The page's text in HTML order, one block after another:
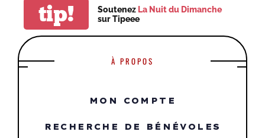
tip! Soutenez La Nuit du Dimanche
sur Tipeee
À PROPOS
MON COMPTE
RECHERCHE DE BÉNÉVOLES